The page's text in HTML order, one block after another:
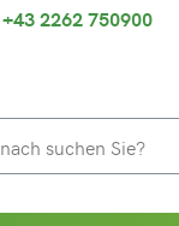
+43 2262 750900